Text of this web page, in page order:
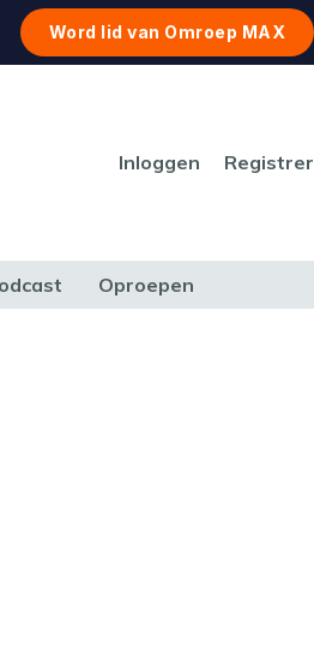
Word lid van Omroep MAX
Inloggen
Oproepen